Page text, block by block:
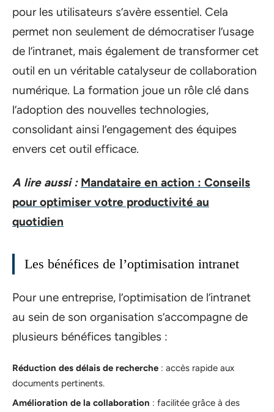
pour les utilisateurs s’avère essentiel. Cela
permet non seulement de démocratiser l’usage
de l’intranet, mais également de transformer cet
outil en un véritable catalyseur de collaboration
numérique. La formation joue un rôle clé dans
l’adoption des nouvelles technologies,
consolidant ainsi l’engagement des équipes
envers cet outil efficace.
A lire aussi : Mandataire en action : Conseils
pour optimiser votre productivité au
quotidien
Les bénéfices de l’optimisation intranet
Pour une entreprise, l’optimisation de l’intranet
au sein de son organisation s’accompagne de
plusieurs bénéfices tangibles :
Réduction des délais de recherche : accès rapide aux
documents pertinents.
Amélioration de la collaboration : facilitée grâce à des